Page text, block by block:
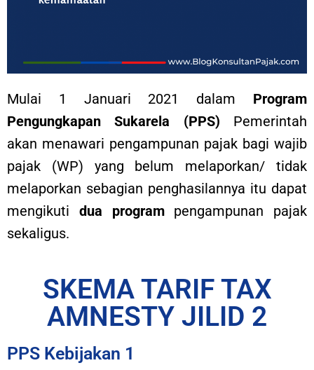
Mulai 1 Januari 2021 dalam Program
Pengungkapan Sukarela (PPS) Pemerintah
akan menawari pengampunan pajak bagi wajib
pajak (WP) yang belum melaporkan/ tidak
melaporkan sebagian penghasilannya itu dapat
mengikuti dua programpengampunan pajak
sekaligus.
SKEMA TARIF TAX
AMNESTY JILID 2
PPS Kebijakan 1